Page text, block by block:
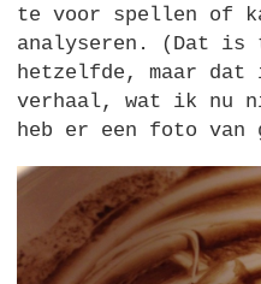
te voor spellen of
analyseren. (Dat is
hetzelfde, maar dat
verhaal, wat ik nu
heb er een foto van